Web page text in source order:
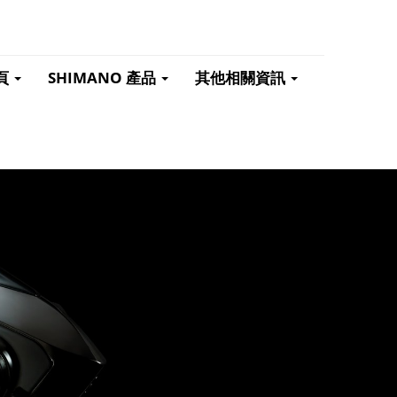
SHIMANO 產品 其他相關資訊